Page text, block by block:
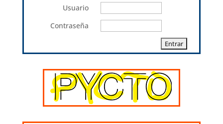
Usuario
Contraseña